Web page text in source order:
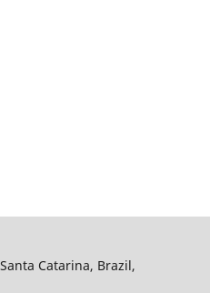
Catarina, Brazil,